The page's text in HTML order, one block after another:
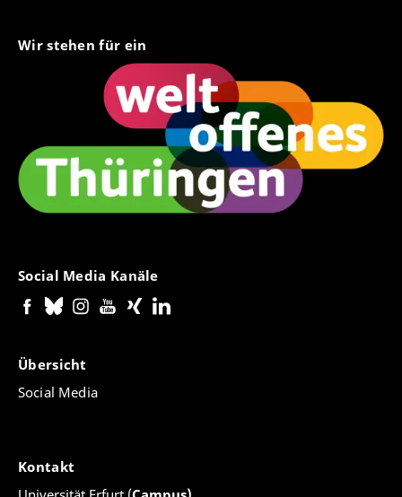
Wir stehen für ein
Social Media Kanäle
Übersicht
Social Media
Kontakt